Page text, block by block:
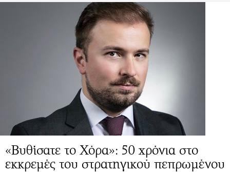
«Βυθίσατε το Χόρα»: 50 χρόνια στο
εκκρεμές του στρατηγικού πεπρωμένου